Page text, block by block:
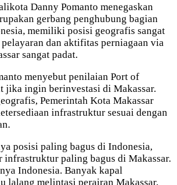
Danny Pomanto menegaskan
gerbang penghubung bagian
memiliki posisi geografis sangat
dan aktifitas perniagaan via
sangat padat.
menyebut penilaian Port of
jika ingin berinvestasi di Makassar.
Pemerintah Kota Makassar
infrastruktur sesuai dengan
posisi paling bagus di Indonesia,
infrastruktur paling bagus di Makassar.
Indonesia. Banyak kapal
lalang melintasi perairan Makassar,